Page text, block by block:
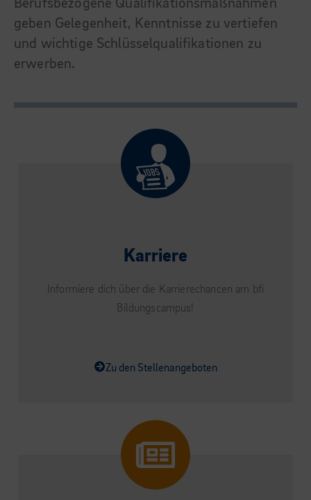
Berufsbezogene Qualifikationsmaßnahmen
geben Gelegenheit, Kenntnisse zu vertiefen
und wichtige Schlüsselqualifikationen zu
erwerben.
Karriere
Informiere dich über die Karrierechancen am bfi
Bildungscampus!
Zu den Stellenangeboten